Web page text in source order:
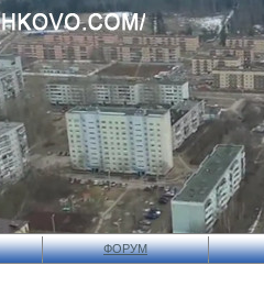
ФОРУМ